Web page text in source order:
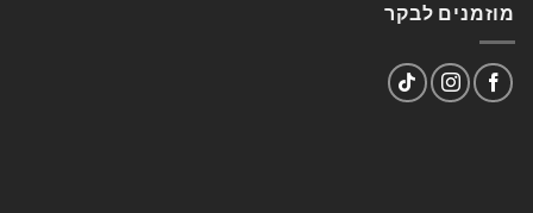
מוזמנים לבקר